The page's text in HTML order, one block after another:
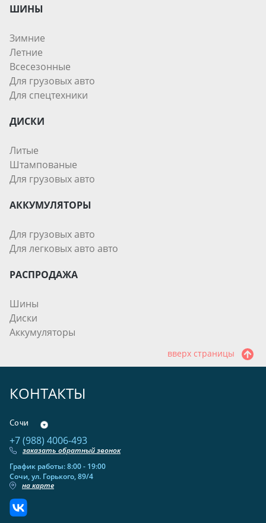
ШИНЫ
Зимние
Летние
Всесезонные
Для грузовых авто
Для спецтехники
ДИСКИ
Литые
Штампованые
Для грузовых авто
АККУМУЛЯТОРЫ
Для грузовых авто
Для легковых авто авто
РАСПРОДАЖА
Шины
Диски
Аккумуляторы
вверх страницы
КОНТАКТЫ
Сочи
+7 (988) 4006-493
заказать обратный звонок
График работы: 8:00 - 19:00
Сочи, ул. Горького, 89/4
на карте